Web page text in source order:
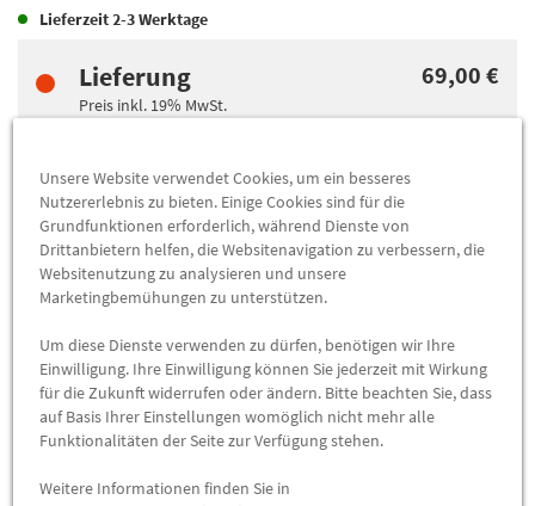
Lieferzeit2-3 Werktage
Lieferung
Preis inkl. 19% MwSt.
69,00 €
Abholung
Preis inkl. 19%
MwSt.
Abholbar andiesen Standorten
ZUM WARENKORB HINZUFÜGEN
Trift 67 |63303 Dreieich |E-Mail: info@volkswagen-
Unsere Website verwendet Cookies, um ein besseres
Nutzererlebnis zu bieten. Einige Cookies sind für die
Grundfunktionen erforderlich, während Dienste von
Drittanbietern helfen, die Websitenavigation zu verbessern, die
Websitenutzung zu analysieren und unsere
Marketingbemühungen zu unterstützen.
Um diese Dienste verwenden zu dürfen, benötigen wir Ihre
Einwilligung. Ihre Einwilligung können Sie jederzeit mit Wirkung
für die Zukunft widerrufen oder ändern. Bitte beachten Sie, dass
auf Basis Ihrer Einstellungen womöglich nicht mehr alle
Funktionalitäten der Seite zur Verfügung stehen.
Weitere Informationen finden Sie in